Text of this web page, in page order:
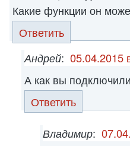
Какие функции он
Ответить
Андрей: 05.04.2015
А как вы
Ответить
Владимир: